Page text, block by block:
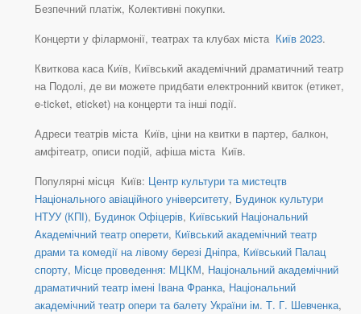
Безпечний платіж, Колективні покупки.
Концерти у філармонії, театрах та клубах міста Київ 2023.
Квиткова каса Київ, Київський академічний драматичний театр
на Подолі, де ви можете придбати електронний квиток (етикет,
e-ticket, eticket) на концерти та інші події.
Адреси театрів міста Київ, ціни на квитки в партер, балкон,
амфітеатр, описи подій, афіша міста Київ.
Популярні місця Київ: Центр культури та мистецтв
Національного авіаційного університету, Будинок культури
НТУУ (КПІ), Будинок Офіцерів, Київський Національний
Академічний театр оперети, Київський академічний театр
драми та комедії на лівому березі Дніпра, Київський Палац
спорту, Місце проведення: МЦКМ, Національний академічний
драматичний театр імені Івана Франка, Національний
академічний театр опери та балету України ім. Т. Г. Шевченка,